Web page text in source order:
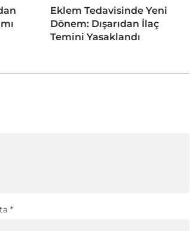
Eklem Tedavisinde Yeni
Dönem: Dışarıdan İlaç
Temini Yasaklandı
*